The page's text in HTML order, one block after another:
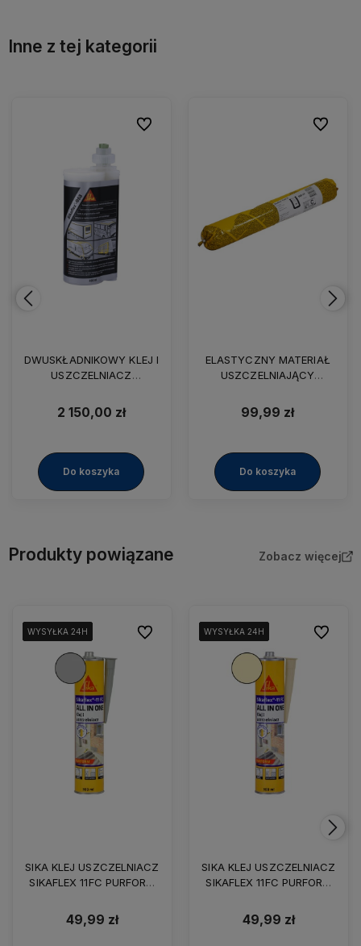
Inne z tej kategorii
DWUSKŁADNIKOWY KLEJ I
USZCZELNIACZ
953 BIAŁY 8 X 490ML
2 150,00 zł
Do koszyka
Do ulubionych
Do ulubionych
ELASTYCZNY MATERIAŁ
USZCZELNIAJĄCY
BETONOWO SZARY 600ML
99,99 zł
Do koszyka
Do
Do
Produkty powiązane Zobacz więcej
WYSYŁKA 24H
WYSYŁKA 24H
WYSYŁKA 24H
WYSYŁKA 24H
WYSYŁKA 24H
SIKA KLEJ USZCZELNIACZ
SIKAFLEX 11FC PURFORM
49,99 zł
Do ulubionychWYSYŁKA 24H
WYSYŁKA 24H
WYSYŁKA 24H
WYSYŁKA 24H
WYSYŁKA 24H
SIKA KLEJ USZCZELNIACZ
SIKAFLEX 11FC PURFORM
49,99 zł
Do